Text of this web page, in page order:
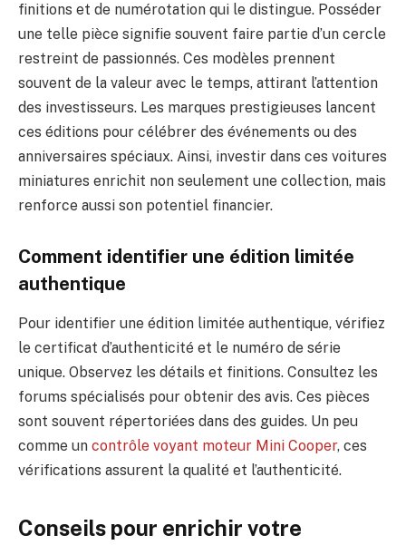
finitions et de numérotation qui le distingue. Posséder
une telle pièce signifie souvent faire partie d’un cercle
restreint de passionnés. Ces modèles prennent
souvent de la valeur avec le temps, attirant l’attention
des investisseurs. Les marques prestigieuses lancent
ces éditions pour célébrer des événements ou des
anniversaires spéciaux. Ainsi, investir dans ces voitures
miniatures enrichit non seulement une collection, mais
renforce aussi son potentiel financier.
Comment identifier une édition limitée
authentique
Pour identifier une édition limitée authentique, vérifiez
le certificat d’authenticité et le numéro de série
unique. Observez les détails et finitions. Consultez les
forums spécialisés pour obtenir des avis. Ces pièces
sont souvent répertoriées dans des guides. Un peu
comme un contrôle voyant moteur Mini Cooper, ces
vérifications assurent la qualité et l’authenticité.
Conseils pour enrichir votre